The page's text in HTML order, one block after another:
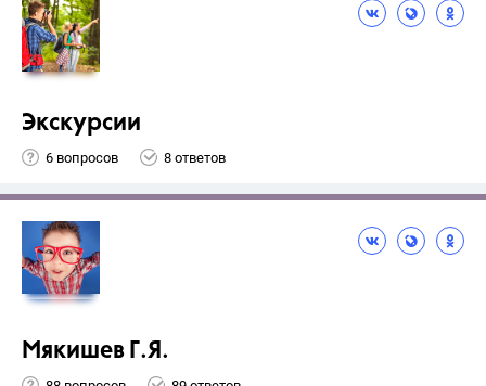
Экскурсии
6 вопросов 8 ответов
Мякишев Г.Я.